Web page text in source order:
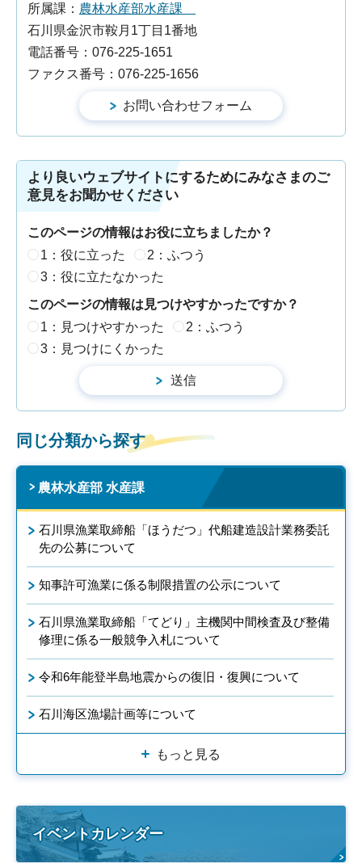
所属課： 農林水産部水産課
石川県金沢市鞍月1丁目1番地
電話番号：076-225-1651
ファクス番号：076-225-1656
より良いウェブサイトにするためにみなさまのご
意見をお聞かせください
このページの情報はお役に立ちましたか？
1：役に立った
2：ふつう
3：役に立たなかった
このページの情報は見つけやすかったですか？
1：見つけやすかった
2：ふつう
3：見つけにくかった
同じ分類から探す
農林水産部 水産課
石川県漁業取締船「ほうだつ」代船建造設計業務委託
先の公募について
知事許可漁業に係る制限措置の公示について
石川県漁業取締船「てどり」主機関中間検査及び整備
修理に係る一般競争入札について
令和6年能登半島地震からの復旧・復興について
石川海区漁場計画等について
もっと見る
イベントカレンダー